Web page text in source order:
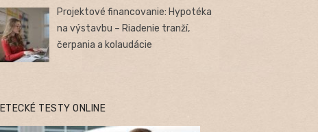
Projektové financovanie: Hypotéka
na výstavbu – Riadenie tranží,
čerpania a kolaudácie
TESTY ONLINE